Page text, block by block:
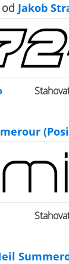
od Jakob